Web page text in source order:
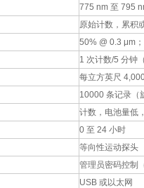
775 nm 至 795
原始计数，累积
50% @ 0.3 μm
1 次计数/5 分钟
每立方英尺
10000 条记录（
计数，电池量低
0 至 24 小时
等向性运动探头
管理员密码控制
USB 或以太网